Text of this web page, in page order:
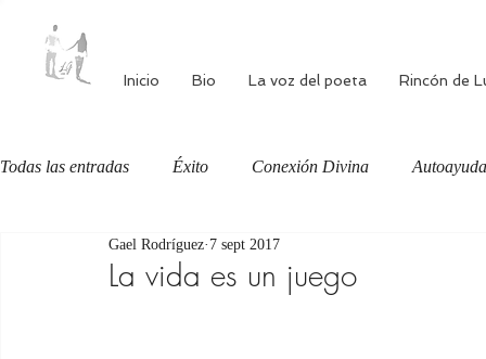
Inicio Bio La voz del poeta Rincón de
Todas las entradas Éxito Conexión Divina Autoayuda
Autoestima Alimentación consciente
La vida es un juego
Gael Rodríguez 7 sept 2017